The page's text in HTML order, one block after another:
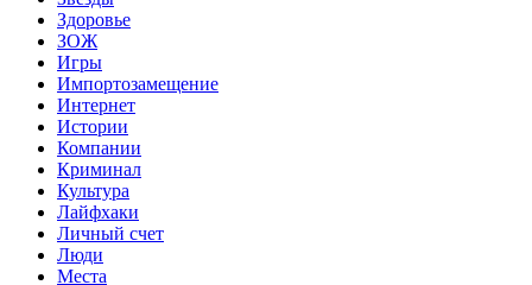
Здоровье
ЗОЖ
Игры
Импортозамещение
Интернет
Истории
Компании
Криминал
Культура
Лайфхаки
Личный счет
Люди
Места